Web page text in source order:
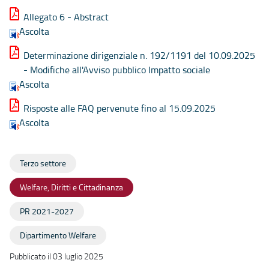
Allegato 6 - Abstract
Ascolta
Determinazione dirigenziale n. 192/1191 del 10.09.2025
- Modifiche all'Avviso pubblico Impatto sociale
Ascolta
Risposte alle FAQ pervenute fino al 15.09.2025
Ascolta
Terzo settore
Welfare, Diritti e Cittadinanza
PR 2021-2027
Dipartimento Welfare
Pubblicato il 03 luglio 2025